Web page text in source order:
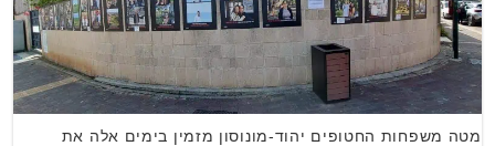
מטה משפחות החטופים יהוד-מונוסון מזמין בימים אלה את